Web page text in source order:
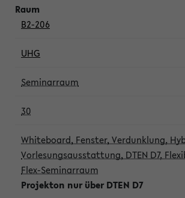
B2-206
UHG
Seminarraum
30
Whiteboard, Fenster, Verdunklung,
Vorlesungsausstattung, DTEN D7,
Flex-Seminarraum
Projekton nur über DTEN D7